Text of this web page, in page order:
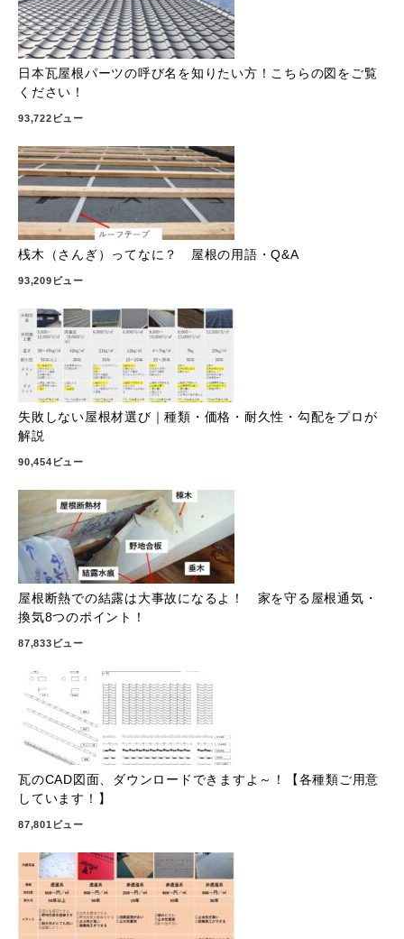
日本瓦屋根パーツの呼び名を知りたい方！こちらの図をご覧
ください！
93,722ビュー
桟木（さんぎ）ってなに？ 屋根の用語・Q&A
93,209ビュー
失敗しない屋根材選び｜種類・価格・耐久性・勾配をプロが
解説
90,454ビュー
屋根断熱での結露は大事故になるよ！ 家を守る屋根通気・
換気8つのポイント！
87,833ビュー
瓦のCAD図面、ダウンロードできますよ～！【各種類ご用意
しています！】
87,801ビュー